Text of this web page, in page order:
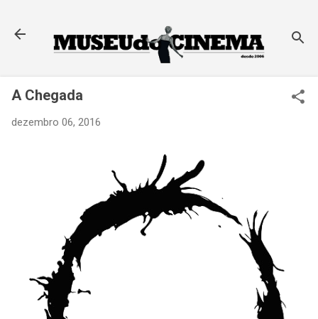
A Chegada
dezembro 06, 2016